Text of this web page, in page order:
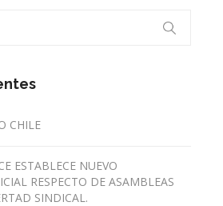
CHILE
ESTABLECE NUEVO
RESPECTO DE ASAMBLEAS
SINDICAL.